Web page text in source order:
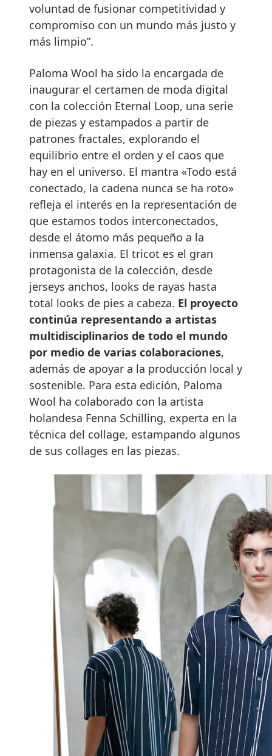
voluntad de fusionar competitividad y
compromiso con un mundo más justo y
más limpio”.
Paloma Wool ha sido la encargada de
inaugurar el certamen de moda digital
con la colección Eternal Loop, una serie
de piezas y estampados a partir de
patrones fractales, explorando el
equilibrio entre el orden y el caos que
hay en el universo. El mantra «Todo está
conectado, la cadena nunca se ha roto»
refleja el interés en la representación de
que estamos todos interconectados,
desde el átomo más pequeño a la
inmensa galaxia. El tricot es el gran
protagonista de la colección, desde
jerseys anchos, looks de rayas hasta
total looks de pies a cabeza. El proyecto
continúa representando a artistas
multidisciplinarios de todo el mundo
por medio de varias colaboraciones,
además de apoyar a la producción local y
sostenible. Para esta edición, Paloma
Wool ha colaborado con la artista
holandesa Fenna Schilling, experta en la
técnica del collage, estampando algunos
de sus collages en las piezas.